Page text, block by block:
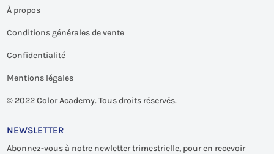
À propos
Conditions générales de vente
Confidentialité
Mentions légales
© 2022 Color Academy. Tous droits réservés.
NEWSLETTER
Abonnez-vous à notre newletter trimestrielle, pour en recevoir